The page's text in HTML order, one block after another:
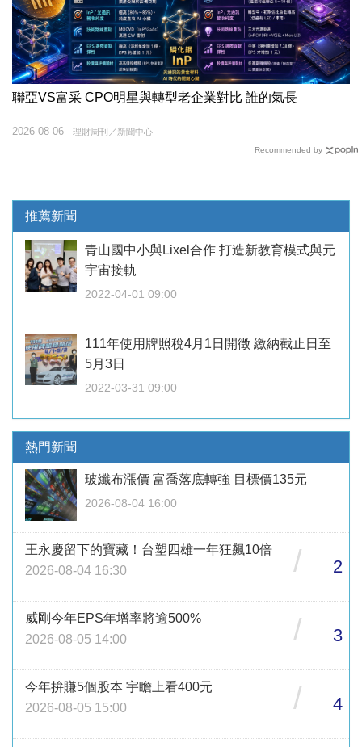
聯亞VS富采 CPO明星與轉型老企業對比 誰的氣長
理財周刊／新聞中心
2026-08-06
Recommended by
推薦新聞
青山國中小與Lixel合作 打造新教育模式與元
宇宙接軌
2022-04-01 09:00
111年使用牌照稅4月1日開徵 繳納截止日至
5月3日
2022-03-31 09:00
熱門新聞
玻纖布漲價 富喬落底轉強 目標價135元
2026-08-04 16:00
王永慶留下的寶藏！台塑四雄一年狂飆10倍
2026-08-04 16:30
/ 2
威剛今年EPS年增率將逾500%
2026-08-05 14:00
/ 3
今年拚賺5個股本 宇瞻上看400元
2026-08-05 15:00
/ 4